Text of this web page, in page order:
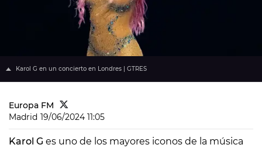
Karol G en un concierto en Londres | GTRES
Europa FM
Madrid 19/06/2024 11:05
Karol G es uno de los mayores iconos de la música